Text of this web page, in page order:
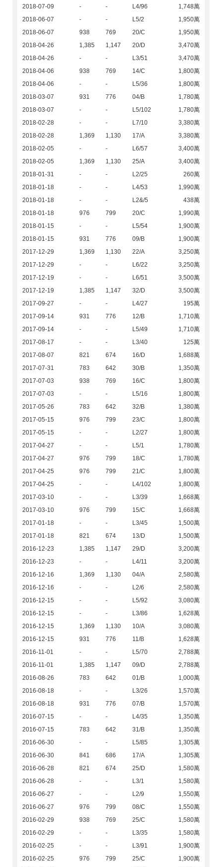
2018-07-09 - - L4/96
1,748萬
2018-06-07
- - L5/2
1,950萬
2018-06-07
938 769 20/C
1,950萬
2018-04-26
1,385 1,147 20/D
3,470萬
2018-04-26
- - L3/51
3,470萬
2018-04-06
938 769 14/C
1,800萬
2018-04-06
- - L5/36
1,800萬
2018-03-07
931 776 04/B
1,780萬
2018-03-07
- - L5/102
1,780萬
2018-02-28
- - L7/10
3,380萬
2018-02-28
1,369 1,130 17/A
3,380萬
2018-02-05
- - L6/57
3,400萬
2018-02-05
1,369 1,130 25/A
3,400萬
2018-01-31
- - L2/25
260萬
2018-01-18
- - L4/53
1,990萬
2018-01-18
- - L2&/5
438萬
2018-01-18
976 799 20/C
1,990萬
2018-01-15
- - L5/54
1,900萬
2018-01-15
931 776 09/B
1,900萬
2017-12-29
1,369 1,130 22/A
3,250萬
2017-12-29
- - L6/22
3,250萬
2017-12-19
- - L6/51
3,500萬
2017-12-19
1,385 1,147 32/D
3,500萬
2017-09-27
- - L4/27
195萬
2017-09-14
931 776 12/B
1,710萬
2017-09-14
- - L5/49
1,710萬
2017-08-17
- - L3/40
125萬
2017-08-07
821 674 16/D
1,688萬
2017-07-31
783 642 30/B
1,350萬
2017-07-03
938 769 16/C
1,800萬
2017-07-03
- - L5/16
1,800萬
2017-05-26
783 642 32/B
1,380萬
2017-05-15
976 799 23/C
1,800萬
2017-05-15
- - L2/27
1,800萬
2017-04-27
- - L5/1
1,780萬
2017-04-27
976 799 18/C
1,780萬
2017-04-25
976 799 21/C
1,800萬
2017-04-25
- - L4/102
1,800萬
2017-03-10
- - L3/39
1,668萬
2017-03-10
976 799 15/C
1,668萬
2017-01-18
- - L3/45
1,500萬
2017-01-18
821 674 13/D
1,500萬
2016-12-23
1,385 1,147 29/D
3,200萬
2016-12-23
- - L4/11
3,200萬
2016-12-16
1,369 1,130 04/A
2,580萬
2016-12-16
- - L2/6
2,580萬
2016-12-15
- - L5/92
3,080萬
2016-12-15
- - L3/86
1,628萬
2016-12-15
1,369 1,130 10/A
3,080萬
2016-12-15
931 776 11/B
1,628萬
2016-11-01
- - L5/70
2,788萬
2016-11-01
1,385 1,147 09/D
2,788萬
2016-08-26
783 642 01/B
1,000萬
2016-08-18
- - L3/26
1,570萬
2016-08-18
931 776 07/B
1,570萬
2016-07-15
- - L4/35
1,350萬
2016-07-15
783 642 31/B
1,350萬
2016-06-30
- - L5/85
1,305萬
2016-06-30
841 686 17/A
1,305萬
2016-06-28
821 674 25/D
1,580萬
2016-06-28
- - L3/1
1,580萬
2016-06-27
- - L2/9
1,550萬
2016-06-27
976 799 08/C
1,550萬
2016-02-29
938 769 25/C
1,580萬
2016-02-29
- - L3/35
1,580萬
2016-02-25
- - L3/91
1,900萬
2016-02-25
976 799 25/C
1,900萬